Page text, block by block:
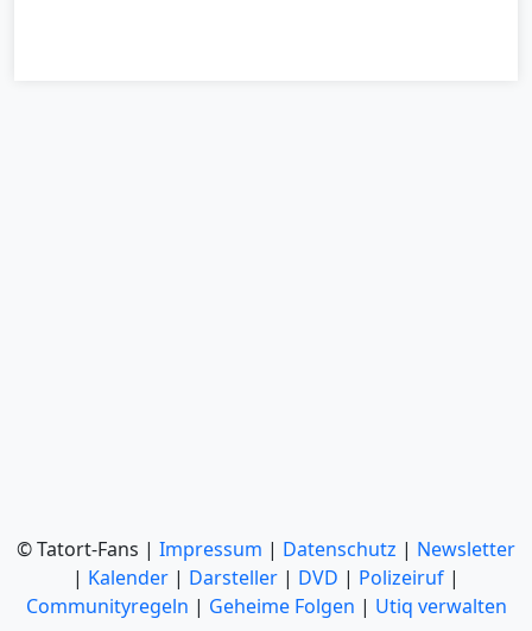
© Tatort-Fans | Impressum | Datenschutz | Newsletter
| Kalender | Darsteller | DVD | Polizeiruf |
Communityregeln | Geheime Folgen | Utiq verwalten